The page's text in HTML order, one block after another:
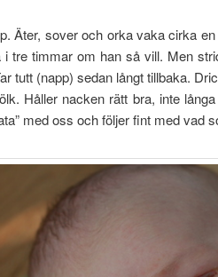
Äter, sover och orka vaka cirka
tre timmar om han så vill. Men
tutt (napp) sedan långt tillbaka.
Håller nacken rätt bra, inte
med oss och följer fint med vad